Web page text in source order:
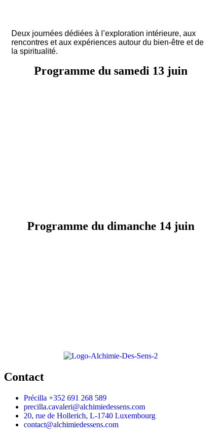
Deux journées dédiées à l’exploration intérieure, aux
rencontres et aux expériences autour du bien-être et de
la spiritualité.
Programme du samedi 13 juin
Programme du dimanche 14 juin
Contact
Précilla +352 691 268 589
precilla.cavaleri@alchimiedessens.com
20, rue de Hollerich, L-1740 Luxembourg
contact@alchimiedessens.com